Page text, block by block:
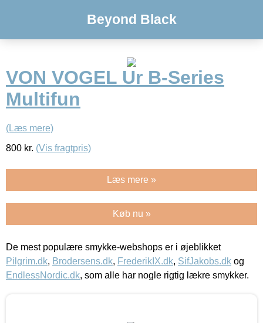
Beyond Black
VON VOGEL Ur B-Series
Multifun
(Læs mere)
800 kr. (Vis fragtpris)
Læs mere »
Køb nu »
De mest populære smykke-webshops er i øjeblikket
Pilgrim.dk, Brodersens.dk, FrederikIX.dk, SifJakobs.dk og
EndlessNordic.dk, som alle har nogle rigtig lækre smykker.